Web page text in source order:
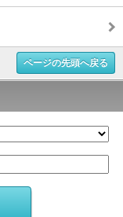
ページの先頭へ戻る